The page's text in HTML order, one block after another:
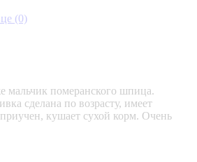
(0)
мальчик померанского шпица.
сделана по возрасту, имеет
кушает сухой корм. Очень